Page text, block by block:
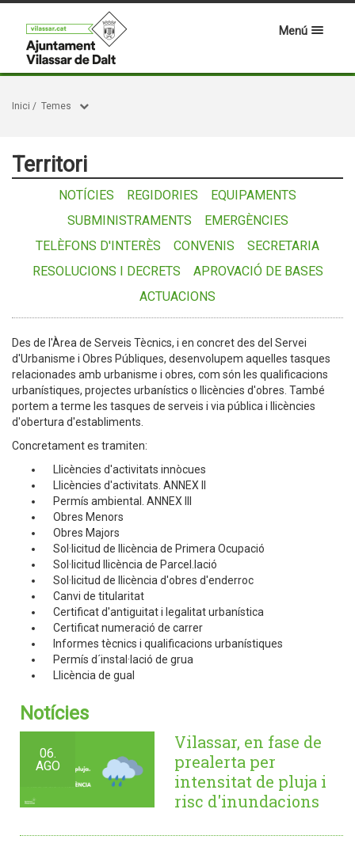
Menú
Inici / Temes
Territori
NOTÍCIES REGIDORIES
EQUIPAMENTS
SUBMINISTRAMENTS
EMERGÈNCIES
TELÈFONS D'INTERÈS
CONVENIS
SECRETARIA
RESOLUCIONS I DECRETS
APROVACIÓ DE BASES
ACTUACIONS
Des de l'Àrea de Serveis Tècnics, i en concret des del Servei
d'Urbanisme i Obres Públiques, desenvolupem aquelles tasques
relacionades amb urbanisme i obres, com són les qualificacions
urbanístiques, projectes urbanístics o llicències d'obres. També
portem a terme les tasques de serveis i via pública i llicències
d'obertura d'establiments.
Concretament es tramiten:
Llicències d'activitats innòcues
Llicències d'activitats. ANNEX II
Permís ambiental. ANNEX III
Obres Menors
Obres Majors
Sol·licitud de llicència de Primera Ocupació
Sol·licitud llicència de Parcel.lació
Sol·licitud de llicència d'obres d'enderroc
Canvi de titularitat
Certificat d'antiguitat i legalitat urbanística
Certificat numeració de carrer
Informes tècnics i qualificacions urbanístiques
Permís d´instal·lació de grua
Llicència de gual
Notícies
06.
AGO
Vilassar, en fase de
prealerta per
intensitat de pluja i
risc d'inundacions